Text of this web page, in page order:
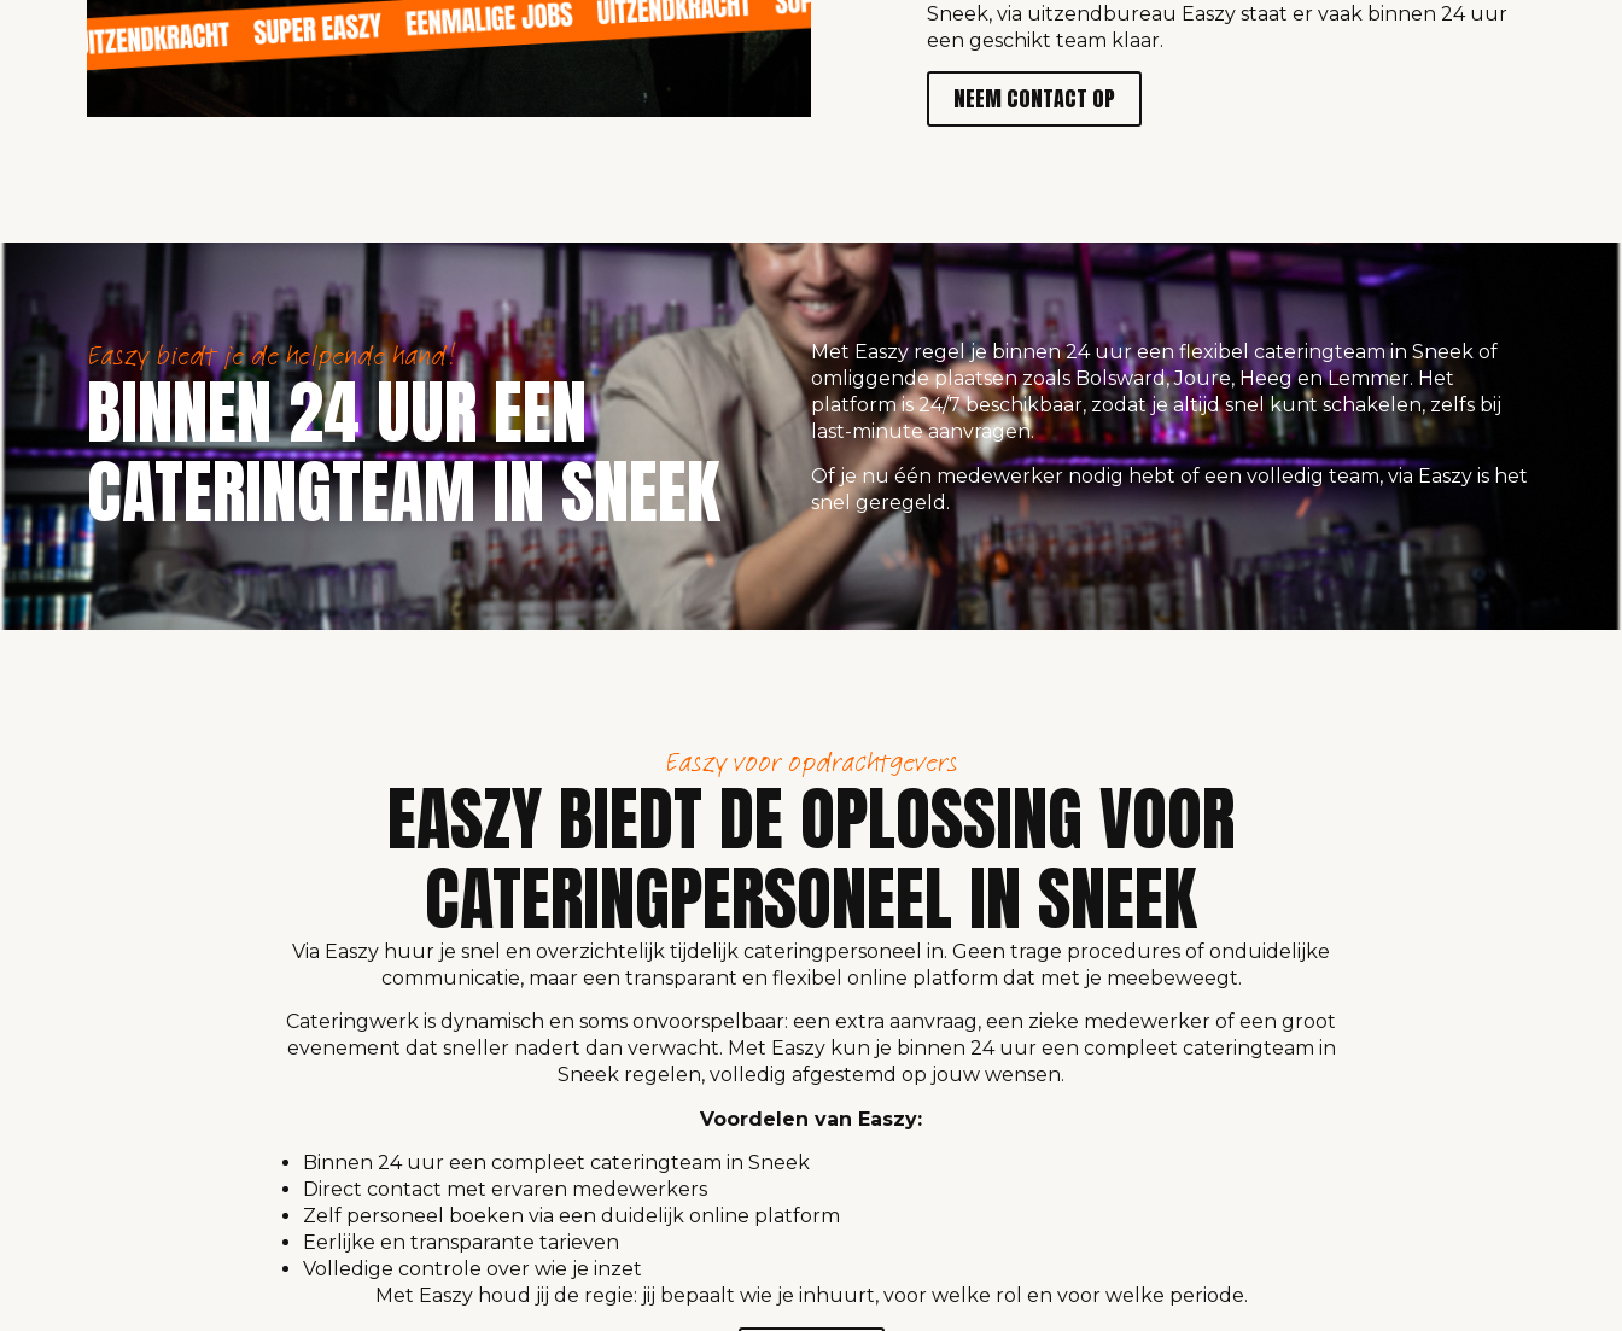
Sneek, via uitzendbureau Easzy staat er vaak binnen 24 uur
een geschikt team klaar.
NEEM CONTACT OP
Easzy biedt je de helpende hand!
BINNEN 24 UUR EEN
CATERINGTEAM IN SNEEK
Met Easzy regel je binnen 24 uur een flexibel cateringteam in Sneek of
omliggende plaatsen zoals Bolsward, Joure, Heeg en Lemmer. Het
platform is 24/7 beschikbaar, zodat je altijd snel kunt schakelen, zelfs bij
last-minute aanvragen.
Of je nu één medewerker nodig hebt of een volledig team, via Easzy is het
snel geregeld.
Easzy voor opdrachtgevers
EASZY BIEDT DE OPLOSSING VOOR
CATERINGPERSONEEL IN SNEEK
Via Easzy huur je snel en overzichtelijk tijdelijk cateringpersoneel in. Geen trage procedures of onduidelijke
communicatie, maar een transparant en flexibel online platform dat met je meebeweegt.
Cateringwerk is dynamisch en soms onvoorspelbaar: een extra aanvraag, een zieke medewerker of een groot
evenement dat sneller nadert dan verwacht. Met Easzy kun je binnen 24 uur een compleet cateringteam in
Sneek regelen, volledig afgestemd op jouw wensen.
Voordelen van Easzy:
Binnen 24 uur een compleet cateringteam in Sneek
Direct contact met ervaren medewerkers
Zelf personeel boeken via een duidelijk online platform
Eerlijke en transparante tarieven
Volledige controle over wie je inzet
Met Easzy houd jij de regie: jij bepaalt wie je inhuurt, voor welke rol en voor welke periode.